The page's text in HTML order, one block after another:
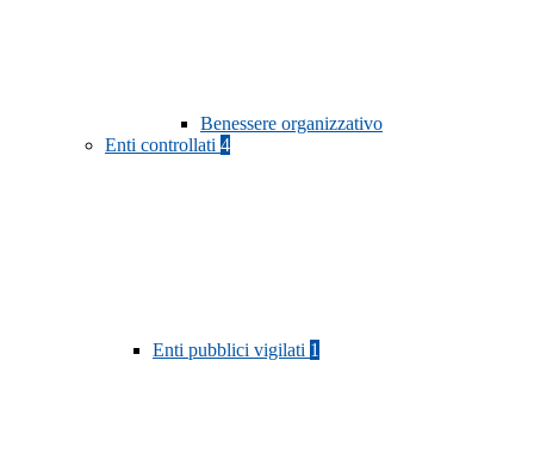
Benessere organizzativo
Enti controllati 4
Enti pubblici vigilati 1